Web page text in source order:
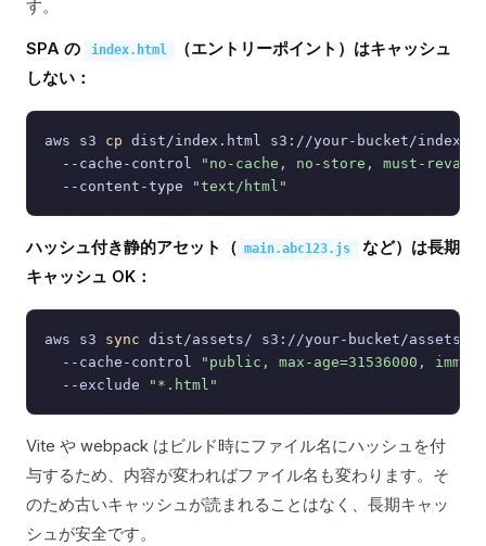
す。
SPA の index.html
（エントリーポイント）はキャッシュ
しない：
aws s3 cp dist/index.html s3://your-bucket/
  --cache-control
"no-cache, no-store, must-
  --content-type
"text/html"
ハッシュ付き静的アセット（ main.abc123.js
など）は長期
キャッシュ OK：
aws s3 sync dist/assets/ s3://your-bucket/assets/ \
  --cache-control
"public, max-age=31536000,
  --exclude
"*.html"
Vite や webpack はビルド時にファイル名にハッシュを付
与するため、内容が変わればファイル名も変わります。そ
のため古いキャッシュが読まれることはなく、長期キャッ
シュが安全です。